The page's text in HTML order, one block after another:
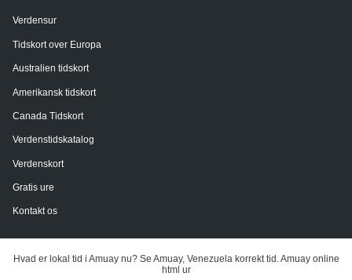
Verdensur
Tidskort over Europa
Australien tidskort
Amerikansk tidskort
Canada Tidskort
Verdenstidskatalog
Verdenskort
Gratis ure
Kontakt os
Hvad er lokal tid i Amuay nu? Se Amuay, Venezuela korrekt tid. Amuay online
html ur